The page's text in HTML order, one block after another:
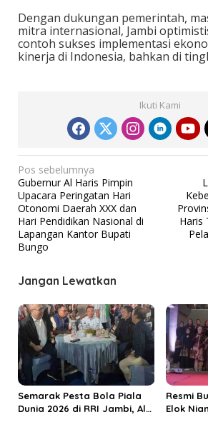
Dengan dukungan pemerintah,
mitra internasional, Jambi
contoh sukses implementasi
kinerja di Indonesia, bahkan di
Ikuti Kami
N
a
v
i
g
s
i
p
o
s
Pos sebelumnya
Gubernur Al Haris Pimpin
Upacara Peringatan Hari
Otonomi Daerah XXX dan
Hari Pendidikan Nasional di
Lapangan Kantor Bupati
Bungo
Haris
Jangan Lewatkan
Semarak Pesta Bola Piala
Dunia 2026 di RRI Jambi, Al
Resmi
Elok